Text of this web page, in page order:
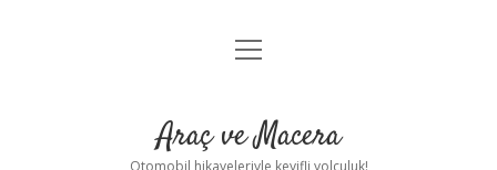
Anasayfa
Yasal Uyarı
menüyü
Araç ve Macera
Otomobil hikayeleriyle keyifli yolculuk!